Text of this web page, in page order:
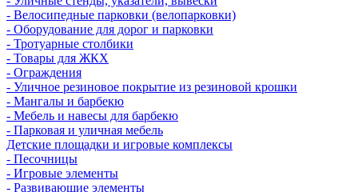
- Велосипедные парковки (велопарковки)
- Оборудование для дорог и парковки
- Тротуарные столбики
- Товары для ЖКХ
- Ограждения
- Уличное резиновое покрытие из резиновой крошки
- Мангалы и барбекю
- Мебель и навесы для барбекю
- Парковая и уличная мебель
Детские площадки и игровые комплексы
- Песочницы
- Игровые элементы
- Развивающие элементы